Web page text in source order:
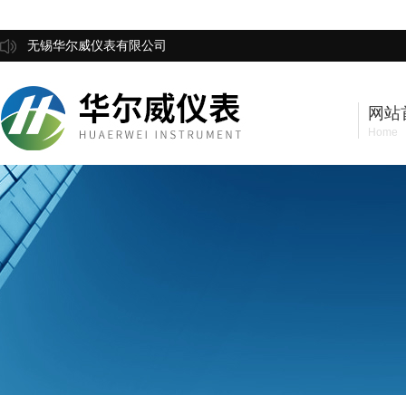
无锡华尔威仪表有限公司
网站
Home